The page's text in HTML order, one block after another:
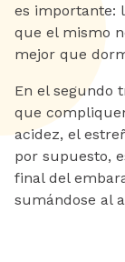
es importante:
que el mismo
mejor que
En el segundo
que
acidez, el
por supuesto,
final del
sumándose al